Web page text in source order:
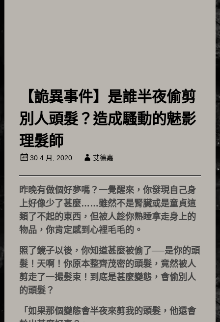
【詭異事件】是誰半夜偷剪
別人頭髮？造成騷動的魅影
理髮師
30 4 月, 2020 艾德嘉
昨晚有做個好夢嗎？一覺醒來，你發現自己身
上好像少了甚麼……雖然不是腎臟或是童貞這
類了不起的東西，但被人趁你熟睡拿走身上的
物品，你肯定感到心裡毛毛的。
照了鏡子以後，你知道甚麼被偷了──是你的頭
髮！天啊！你原本整齊茂密的頭髮，竟然被人
剪走了一撮髮束！到底是甚麼變態，會偷別人
的頭髮？
「如果那個變態會半夜來剪我的頭髮，他還會